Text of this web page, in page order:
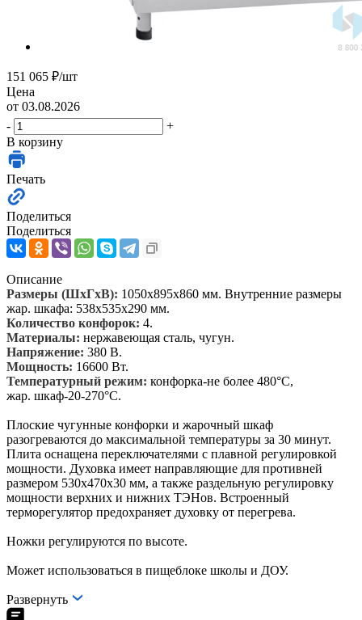
151 065 ₽/шт
Цена
от 03.08.2026
-
+
В корзину
Печать
Поделиться
Поделиться
Описание
Размеры (ШхГхВ): 1050х895х860 мм. Внутренние размеры
жар. шкафа: 538x535x290 мм.
Количество конфорок: 4.
Материалы: нержавеющая сталь, чугун.
Напряжение: 380 В.
Мощность: 16600 Вт.
Температурный режим: конфорка-не более 480°С,
жар. шкаф-20-270°С.
Плоские чугунные конфорки и жарочный шкаф
разогреваются до максимальной температуры за 30 минут.
Плита оснащена переключателями с плавной регулировкой
мощности. Духовка имеет направляющие для противней
размером 530х470х30 мм, а также раздельную регулировку
мощности верхних и нижних ТЭНов. Встроенный
терморегулятор предохраняет духовку от перегрева.
Ножки регулируются по высоте.
Может использоваться в пищеблоке школы и ДОУ.
Развернуть